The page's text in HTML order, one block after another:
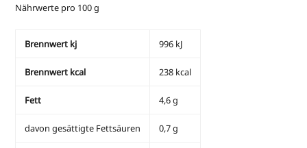
Nährwerte pro 100 g
Brennwert kj 996 kJ
Brennwert kcal 238 kcal
Fett 4,6g
davon gesättigte Fettsäuren 0,7g